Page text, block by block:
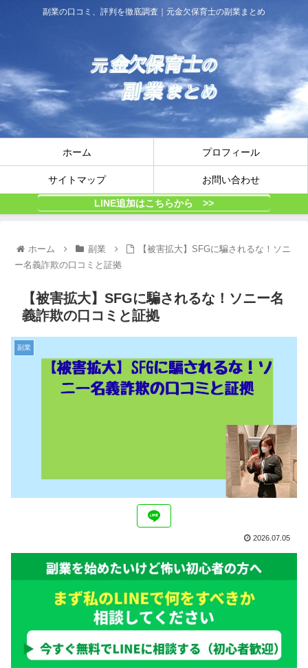
副業の口コミ、評判を徹底調査｜元金欠保育士の副業まとめ
ホーム プロフィール
サイトマップ お問い合わせ
LINE追加はこちらから >>
ホーム 副業
【被害拡大】SFGに騙されるな！ソニ
ー名義詐欺の口コミと証拠
【被害拡大】SFGに騙されるな！ソニー名
義詐欺の口コミと証拠
副業
2026.07.05